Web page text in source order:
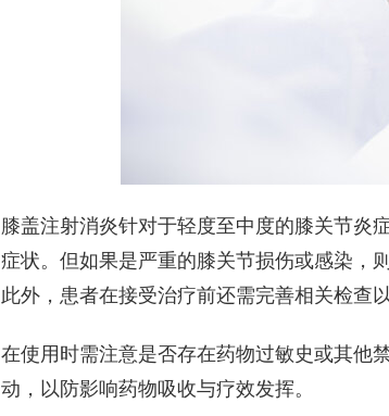
膝盖注射消炎针对于轻度至中度的膝关节炎
症状。但如果是严重的膝关节损伤或感染，
此外，患者在接受治疗前还需完善相关检查
在使用时需注意是否存在药物过敏史或其他
动，以防影响药物吸收与疗效发挥。